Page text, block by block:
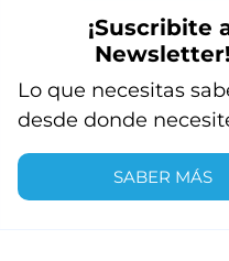
¡Suscribite
Newsletter!
Lo que necesitas
desde donde
SABER MÁS